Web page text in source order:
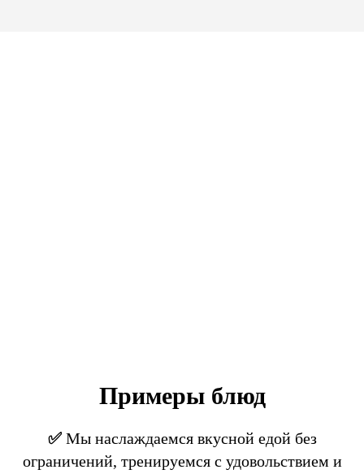
Примеры блюд
✅ Мы наслаждаемся вкусной едой без
ограничений, тренируемся с удовольствием и